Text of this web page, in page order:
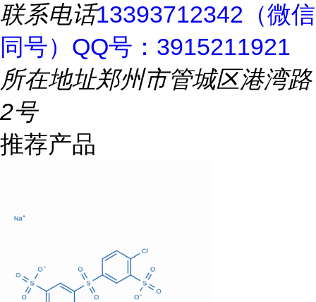
联系电话13393712342（微信
同号）QQ号：3915211921
所在地址郑州市管城区港湾路
2号
推荐产品